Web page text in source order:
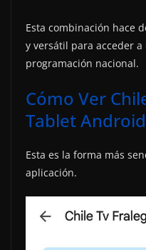
Esta combinación hace
y versátil para acceder
programación nacional.
Cómo Ver
Tablet Android
Esta es la forma más
aplicación.